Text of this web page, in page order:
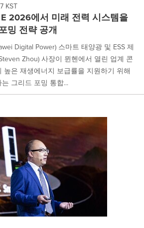
KST
2026에서 미래 전력 시스템을
밍 전략 공개
Digital Power) 스마트 태양광 및 ESS 제
Zhou) 사장이 뮌헨에서 열린 업계 콘
높은 재생에너지 보급률을 지원하기 위해
그리드 포밍 통합...